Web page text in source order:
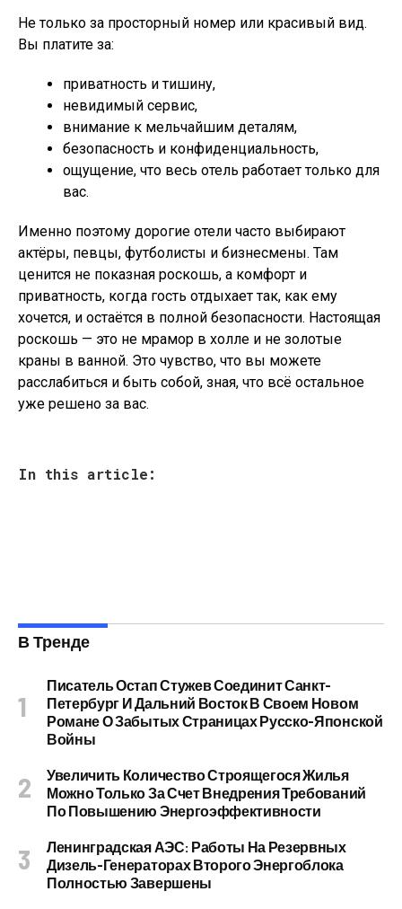
Не только за просторный номер или красивый вид.
Вы платите за:
приватность и тишину,
невидимый сервис,
внимание к мельчайшим деталям,
безопасность и конфиденциальность,
ощущение, что весь отель работает только для
вас.
Именно поэтому дорогие отели часто выбирают
актёры, певцы, футболисты и бизнесмены. Там
ценится не показная роскошь, а комфорт и
приватность, когда гость отдыхает так, как ему
хочется, и остаётся в полной безопасности. Настоящая
роскошь — это не мрамор в холле и не золотые
краны в ванной. Это чувство, что вы можете
расслабиться и быть собой, зная, что всё остальное
уже решено за вас.
In this article:
В Тренде
Писатель Остап Стужев Соединит Санкт-
Петербург И Дальний Восток В Своем Новом
Романе О Забытых Страницах Русско-Японской
Войны
Увеличить Количество Строящегося Жилья
Можно Только За Счет Внедрения Требований
По Повышению Энергоэффективности
Ленинградская АЭС: Работы На Резервных
Дизель-Генераторах Второго Энергоблока
Полностью Завершены